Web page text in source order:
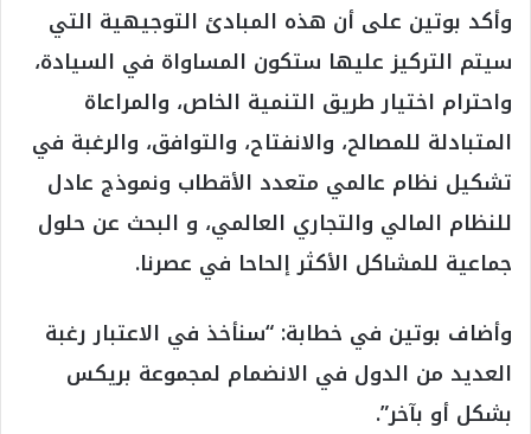
وأكد بوتين على أن هذه المبادئ التوجيهية التي
سيتم التركيز عليها ستكون المساواة في السيادة،
واحترام اختيار طريق التنمية الخاص، والمراعاة
المتبادلة للمصالح، والانفتاح، والتوافق، والرغبة في
تشكيل نظام عالمي متعدد الأقطاب ونموذج عادل
للنظام المالي والتجاري العالمي، و البحث عن حلول
جماعية للمشاكل الأكثر إلحاحا في عصرنا.
وأضاف بوتين في خطابة: “سنأخذ في الاعتبار رغبة
العديد من الدول في الانضمام لمجموعة بريكس
بشكل أو بآخر”.